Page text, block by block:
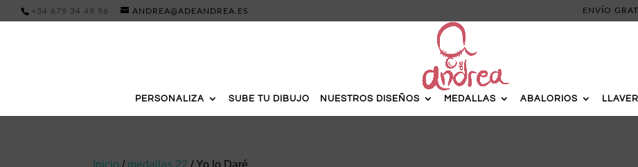
+34 679 34 49 96 ANDREA@ADEANDREA.ES ENVÍO
PERSONALIZA SUBE TU DIBUJO NUESTROS DISEÑOS MEDALLAS ABALORIOS
Inicio / medallas 22 / Yo lo Daré